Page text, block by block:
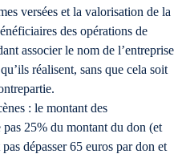
versées et la valorisation de la
des opérations de
associer le nom de l’entreprise
réalisent, sans que cela soit
: le montant des
pas 25% du montant du don (et
dépasser 65 euros par don et